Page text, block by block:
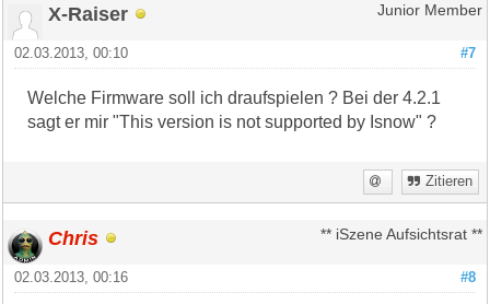
X-Raiser Junior Member
#7
02.03.2013, 00:10
Welche Firmware soll ich draufspielen ? Bei der 4.2.1
sagt er mir "This version is not supported by Isnow" ?
Zitieren
Chris ** iSzene Aufsichtsrat **
#8
02.03.2013, 00:16